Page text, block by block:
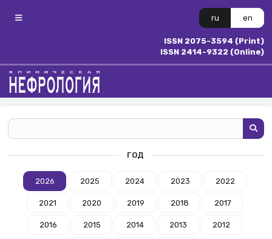
ru en
ISSN 2075-3594 (Print)
ISSN 2414-9322 (Online)
ГОД
2026 2025 2024 2023 2022
2021 2020 2019 2018 2017
2016 2015 2014 2013 2012